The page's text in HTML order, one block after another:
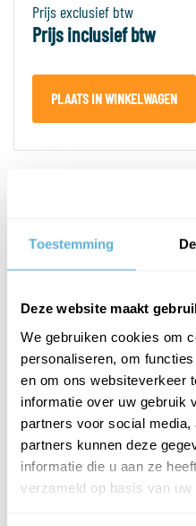
Toestemming
Deze website maakt
We gebruiken cookies om
personaliseren, om
en om ons websiteverkeer
informatie over uw gebruik
partners voor social
partners kunnen deze
informatie die u aan ze
verzameld op basis van
Prijs exclusief btw
Prijs inclusief btw
PLAATS IN WINKELWAGEN
Het kozijnonafhankelijke
tijdloos design past zich
Prijs is per stuk.
Glasdikte gehard glas 8, 10, 12
mm
Tweezijdig openend
deursoort: aanslag
montage: glas/wand 90°
max. deurgewicht per paar: 50 kg
max. deurbreedte: 1000 mm